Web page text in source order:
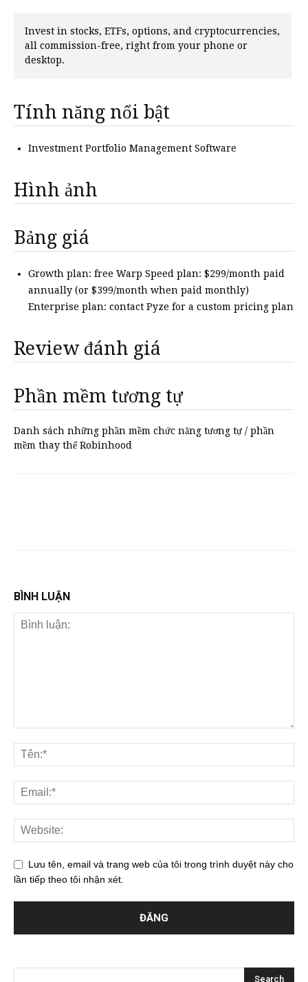
Invest in stocks, ETFs, options, and cryptocurrencies,
all commission-free, right from your phone or
desktop.
Tính năng nổi bật
Investment Portfolio Management Software
Hình ảnh
Bảng giá
Growth plan: free Warp Speed plan: $299/month paid
annually (or $399/month when paid monthly)
Enterprise plan: contact Pyze for a custom pricing plan
Review đánh giá
Phần mềm tương tự
Danh sách những phần mềm chức năng tương tự / phần
mềm thay thế Robinhood
BÌNH LUẬN
Lưu tên, email và trang web của tôi trong trình duyệt này cho
lần tiếp theo tôi nhận xét.